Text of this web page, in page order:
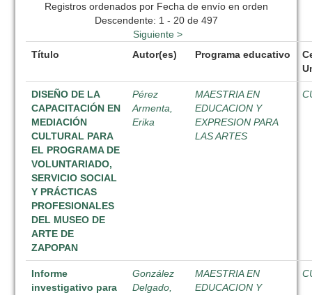
Registros ordenados por Fecha de envío en orden
Descendente: 1 - 20 de 497
Siguiente >
Título
Autor(es) Programa educativo
DISEÑO DE LA
CAPACITACIÓN EN
MEDIACIÓN
CULTURAL PARA
EL PROGRAMA DE
VOLUNTARIADO,
SERVICIO SOCIAL
Y PRÁCTICAS
PROFESIONALES
DEL MUSEO DE
ARTE DE
ZAPOPAN
Pérez
Armenta,
Erika
MAESTRIA EN
EDUCACION Y
EXPRESION PARA
LAS ARTES
Informe
investigativo para
González
Delgado,
MAESTRIA EN
EDUCACION Y